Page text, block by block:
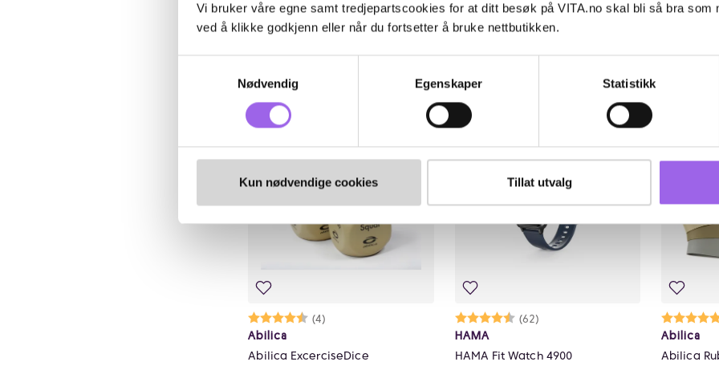
Vi bruker våre egne samt tredjepartscookies for at ditt besøk på VITA.no skal bli så bra som
ved å klikke godkjenn eller når du fortsetter å bruke nettbutikken.
Nødvendig
Egenskaper Statistikk
Kun nødvendige cookies Tillat utvalg
På lager på Vita.no
Utilgjengelig i butikk
199,-
På lager på Vita.no
Utilgjengelig i butikk
549,-
På lager
1199,-
Karakter:
(4)
4.8 av 5 mulige
Abilica
Abilica ExcerciseDice
Karakter:
(62)
4.1 av 5 mulige
HAMA
HAMA Fit Watch 4900
Abilica
Abilica